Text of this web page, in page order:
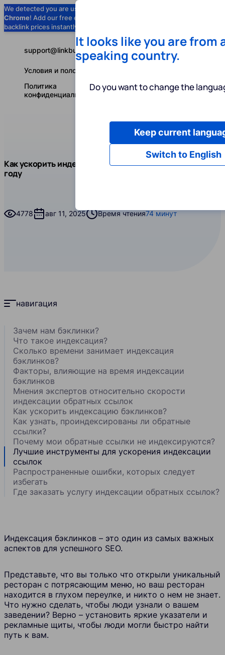
We detected you are using
Chrome! Add our free extension to check
backlink prices instantly as you browse.
Услуги
Русский
support@linkbuilder.com
Условия и положения
Политика
конфиденциальности
Линкбилдинг
Как ускорить индексацию бэклинков в 2025
году
4778 авг 11, 2025 Время чтения74 минут
навигация
Зачем нам бэклинки?
Что такое индексация?
Сколько времени занимает индексация
бэклинков?
Факторы, влияющие на время индексации
бэклинков
Мнения экспертов относительно скорости
индексации обратных ссылок
Как ускорить индексацию бэклинков?
Как узнать, проиндексированы ли обратные
ссылки?
Почему мои обратные ссылки не индексируются?
Лучшие инструменты для ускорения индексации
ссылок
Распространенные ошибки, которых следует
избегать
Где заказать услугу индексации обратных ссылок?
Индексация бэклинков – это один из самых важных
аспектов для успешного SEO.
Представьте, что вы только что открыли уникальный
ресторан с потрясающим меню, но ваш ресторан
находится в глухом переулке, и никто о нем не знает.
Что нужно сделать, чтобы люди узнали о вашем
заведении? Верно – установить яркие указатели и
рекламные щиты, чтобы люди могли быстро найти
путь к вам.
It looks like you are from
speaking country.
Do you want to change the
Switch to English
Keep current